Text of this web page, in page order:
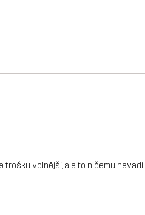
trošku volnější, ale to ničemu nevadí.